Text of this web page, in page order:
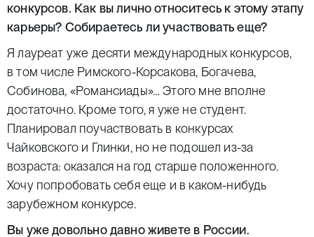
конкурсов. Как вы лично относитесь к этому этапу
карьеры? Собираетесь ли участвовать еще?
Я лауреат уже десяти международных конкурсов,
в том числе Римского-Корсакова, Богачева,
Собинова, «Романсиады»… Этого мне вполне
достаточно. Кроме того, я уже не студент.
Планировал поучаствовать в конкурсах
Чайковского и Глинки, но не подошел из-за
возраста: оказался на год старше положенного.
Хочу попробовать себя еще и в каком-нибудь
зарубежном конкурсе.
Вы уже довольно давно живете в России.